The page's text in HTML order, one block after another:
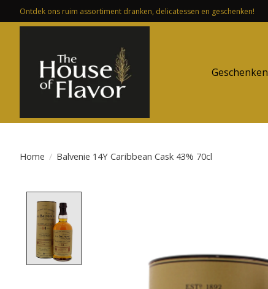
Ontdek ons ruim assortiment dranken, delicatessen en geschenken!
Geschenken
Home / Balvenie 14Y Caribbean Cask 43% 70cl